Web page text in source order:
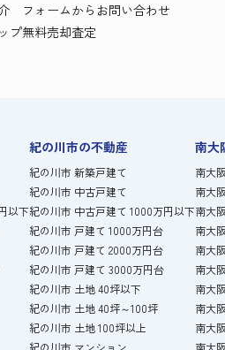
プ
フォームからお問い合わせ
無料売却査定
以下
紀の川市の不動産
紀の川市 新築戸建て
紀の川市 中古戸建て
紀の川市 中古戸建て 1000万円以下
紀の川市 戸建て 1000万円台
紀の川市 戸建て 2000万円台
紀の川市 戸建て 3000万円台
紀の川市 土地 40坪以下
紀の川市 土地 40坪～100坪
紀の川市 土地 100坪以上
紀の川市 マンション
南大
南大
南大
南大
南大
南大
南大
南大
南大
南大
南大